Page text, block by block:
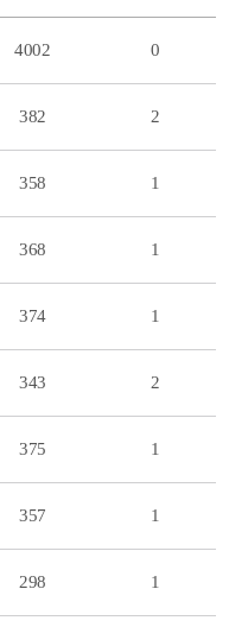
4002 0
382 2
358 1
368 1
374 1
343 2
375 1
357 1
298 1